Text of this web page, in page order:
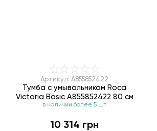
Артикул: A855852422
Тумба с умывальником Roca
Victoria Basic A855852422 80 см
в наличии более 5 шт
10 314 грн